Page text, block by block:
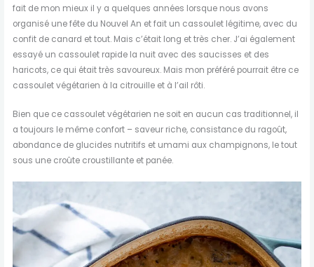
fait de mon mieux il y a quelques années lorsque nous avons
organisé une fête du Nouvel An et fait un cassoulet légitime, avec du
confit de canard et tout. Mais c’était long et très cher. J’ai également
essayé un cassoulet rapide la nuit avec des saucisses et des
haricots, ce qui était très savoureux. Mais mon préféré pourrait être ce
cassoulet végétarien à la citrouille et à l’ail rôti.
Bien que ce cassoulet végétarien ne soit en aucun cas traditionnel, il
a toujours le même confort – saveur riche, consistance du ragoût,
abondance de glucides nutritifs et umami aux champignons, le tout
sous une croûte croustillante et panée.